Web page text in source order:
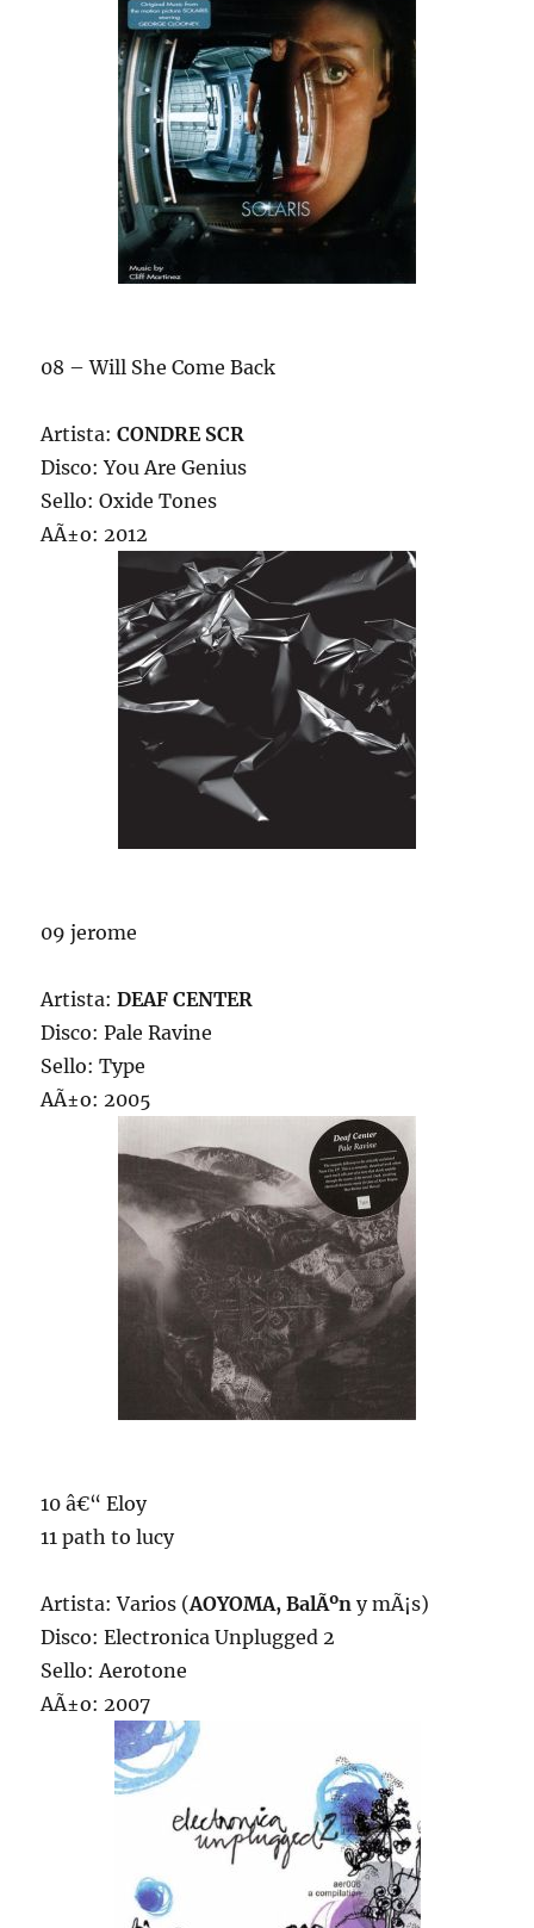
08 – Will She Come Back
Artista:CONDRE SCR
Disco: You Are Genius
Sello: Oxide Tones
AÃ±o: 2012
09 jerome
Artista:DEAF CENTER
Disco: Pale Ravine
Sello: Type
AÃ±o: 2005
10 â€“ Eloy
11 path to lucy
Artista: Varios (AOYOMA, BalÃºny mÃ¡s)
Disco: Electronica Unplugged 2
Sello: Aerotone
AÃ±o: 2007